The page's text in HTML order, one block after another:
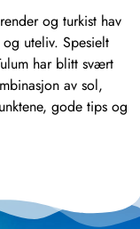
og turkist hav
uteliv. Spesielt
har blitt svært
av sol,
gode tips og